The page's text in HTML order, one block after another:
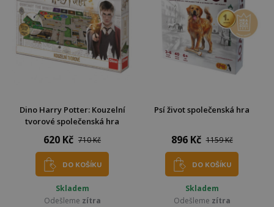
Dino Harry Potter: Kouzelní
tvorové společenská hra
620 Kč 710 Kč
DO KOŠÍKU
Skladem
Odešleme zítra
Psí život společenská hra
896 Kč 1159 Kč
DO KOŠÍKU
Skladem
Odešleme zítra